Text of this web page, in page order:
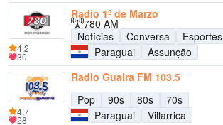
Radio 1º de Marzo
780 AM
Notícias
Conversa
Esportes
Paraguai
Assunção
4.2
30
Radio Guaira FM 103.5
Pop
90s 80s
70s
Paraguai
Villarrica
4.7
28